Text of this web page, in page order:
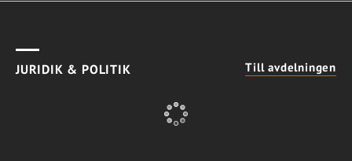
JURIDIK & POLITIK Till avdelningen